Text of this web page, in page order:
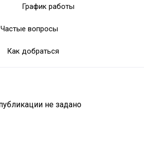
График работы
Частые вопросы
Как добраться